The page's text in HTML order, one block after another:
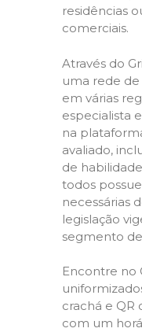
residências
comerciais.
Através do
uma rede de
em várias
especialista
na
avaliado,
de
todos
necessárias
legislação
segmento
Encontre no
crachá e
com um